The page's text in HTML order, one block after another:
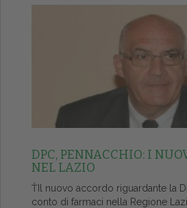
DPC, PENNACCHIO: I
NEL LAZIO
ŤIl nuovo accordo riguardante la
conto di farmaci nella Regione